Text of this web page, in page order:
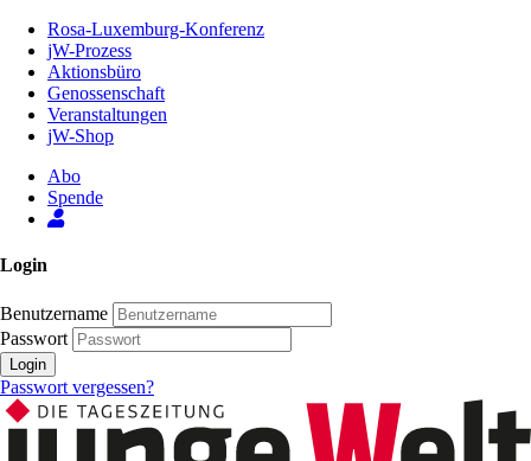
Inhalt
Seite
Rosa-Luxemburg-Konferenz
jW-Prozess
Aktionsbüro
Genossenschaft
Veranstaltungen
jW-Shop
Abo
Spende
Login
Benutzername
Passwort
Login
Passwort vergessen?